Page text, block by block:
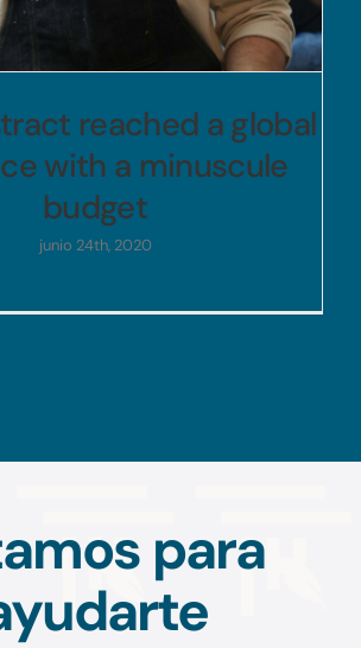
reached a global
with a minuscule
budget
junio 24th, 2020
para